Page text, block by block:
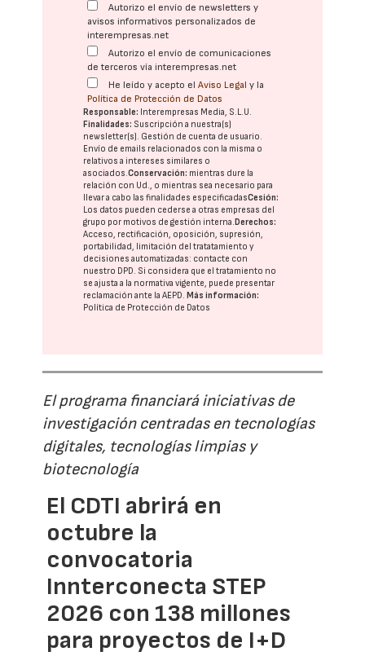
Autorizo el envío de newsletters y
avisos informativos personalizados de
interempresas.net
Autorizo el envío de comunicaciones
de terceros vía interempresas.net
He leído y acepto elAviso Legal y la
Política de Protección de Datos
Responsable: Interempresas Media, S.L.U.
Finalidades: Suscripción a nuestra(s)
newsletter(s). Gestión de cuenta de usuario.
Envío de emails relacionados con la misma o
relativos a intereses similares o
asociados.Conservación: mientras dure la
relación con Ud., o mientras sea necesario para
llevar a cabo las finalidades especificadasCesión:
Los datos pueden cederse a otras empresas del
grupo por motivos de gestión interna.Derechos:
Acceso, rectificación, oposición, supresión,
portabilidad, limitación del tratatamiento y
decisiones automatizadas: contacte con
nuestro DPD . Si considera que el tratamiento no
se ajusta a la normativa vigente, puede presentar
reclamación ante laAEPD .Más información:
Política de Protección de Datos
El programa financiará iniciativas de
investigación centradas en tecnologías
digitales, tecnologías limpias y
biotecnología
El CDTI abrirá en
octubre la
convocatoria
Innterconecta STEP
2026 con 138 millones
para proyectos de I+D